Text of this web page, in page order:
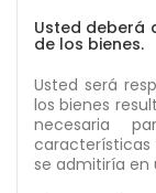
Usted deberá
de los bienes.
Usted será
los bienes
necesaria
características
se admitiría